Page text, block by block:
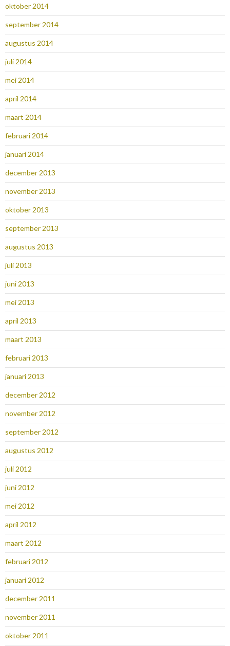
oktober 2014
september 2014
augustus 2014
juli 2014
mei 2014
april 2014
maart 2014
februari 2014
januari 2014
december 2013
november 2013
oktober 2013
september 2013
augustus 2013
juli 2013
juni 2013
mei 2013
april 2013
maart 2013
februari 2013
januari 2013
december 2012
november 2012
september 2012
augustus 2012
juli 2012
juni 2012
mei 2012
april 2012
maart 2012
februari 2012
januari 2012
december 2011
november 2011
oktober 2011